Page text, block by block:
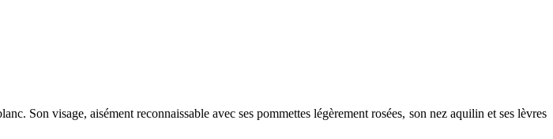
Son visage, aisément reconnaissable avec ses pommettes légèrement rosées, son nez aquilin et ses lèvres